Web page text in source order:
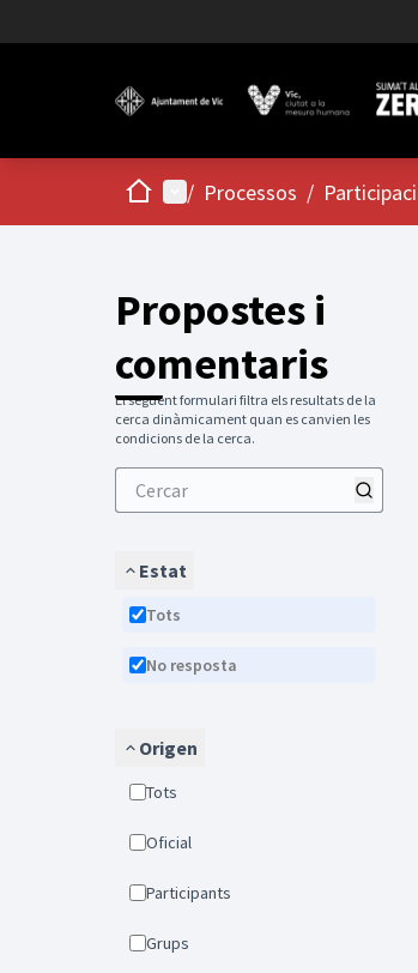
Inici Menú principal
/ Processos /
Propostes i
comentaris
El següent formulari filtra els resultats de la
cerca dinàmicament quan es canvien les
condicions de la cerca.
Estat
Tots
No resposta
Origen
Tots
Oficial
Participants
Grups